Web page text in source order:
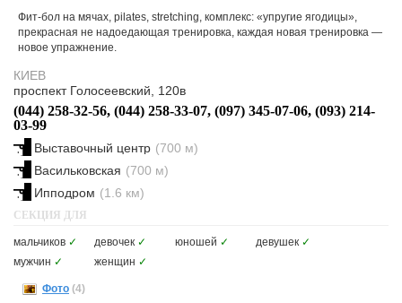
Фит-бол на мячах, pilates, stretching, комплекс: «упругие ягодицы»,
прекрасная не надоедающая тренировка, каждая новая тренировка —
новое упражнение.
КИЕВ
проспект Голосеевский, 120в
(044) 258-32-56, (044) 258-33-07, (097) 345-07-06, (093) 214-
03-99
Выставочный центр (700 м)
Васильковская (700 м)
Ипподром (1.6 км)
СЕКЦИЯ ДЛЯ
мальчиков ✓ девочек ✓ юношей ✓ девушек ✓
мужчин ✓ женщин ✓
Фото (4)